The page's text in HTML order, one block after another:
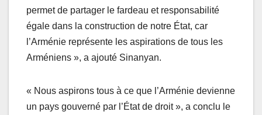
permet de partager le fardeau et responsabilité
égale dans la construction de notre État, car
l’Arménie représente les aspirations de tous les
Arméniens », a ajouté Sinanyan.
« Nous aspirons tous à ce que l’Arménie devienne
un pays gouverné par l’État de droit », a conclu le